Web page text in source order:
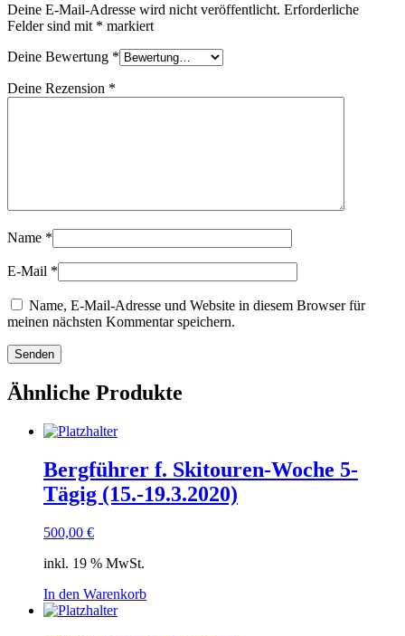
Deine E-Mail-Adresse wird nicht veröffentlicht. Erforderliche
Felder sind mit * markiert
Deine Bewertung *
Deine Rezension *
Name *
E-Mail *
Name, E-Mail-Adresse und Website in diesem Browser für
meinen nächsten Kommentar speichern.
Ähnliche Produkte
Bergführer f. Skitouren-Woche 5-
Tägig (15.-19.3.2020)
500,00 €
inkl. 19 % MwSt.
In den Warenkorb